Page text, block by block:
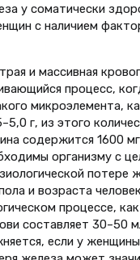
у соматически
с наличием
и массивная
процесс,
микроэлемента,
г, из этого
содержится 1600
организму с
потере
и возраста
процессе,
составляет 30–50
если у